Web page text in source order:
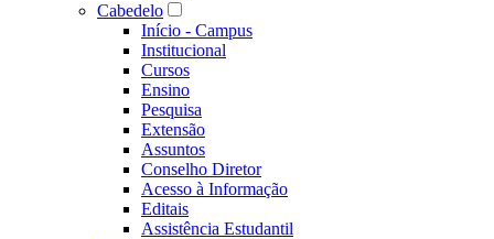
Cabedelo
Início - Campus
Institucional
Cursos
Ensino
Pesquisa
Extensão
Assuntos
Conselho Diretor
Acesso à Informação
Editais
Assistência Estudantil